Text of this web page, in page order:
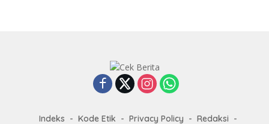
Indeks Kode Etik Privacy Policy Redaksi